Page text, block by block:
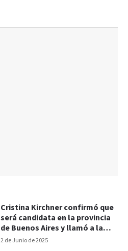
2 de Junio de 2025
Cristina Kirchner confirmó que
será candidata en la provincia
de Buenos Aires y llamó a la
unidad del PJ